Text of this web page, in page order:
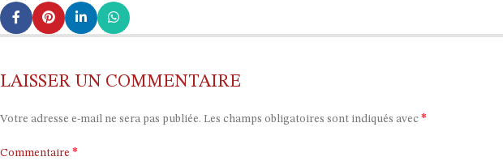
LAISSER UN COMMENTAIRE
Votre adresse e-mail ne sera pas publiée. Les champs obligatoires sont indiqués avec *
Commentaire *